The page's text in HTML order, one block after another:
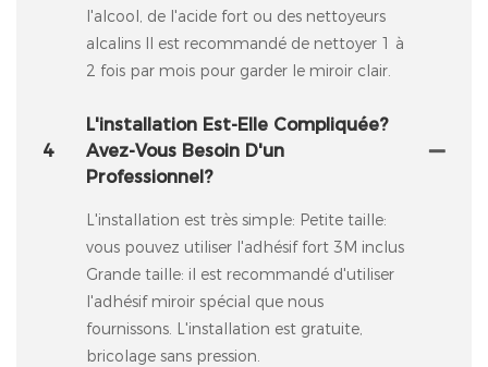
l'alcool, de l'acide fort ou des nettoyeurs
alcalins Il est recommandé de nettoyer 1 à
2 fois par mois pour garder le miroir clair.
4
L'installation Est-Elle Compliquée?
Avez-Vous Besoin D'un
Professionnel?
L'installation est très simple: Petite taille:
vous pouvez utiliser l'adhésif fort 3M inclus
Grande taille: il est recommandé d'utiliser
l'adhésif miroir spécial que nous
fournissons. L'installation est gratuite,
bricolage sans pression.